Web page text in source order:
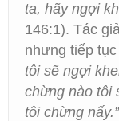
ta, hãy ngợi
146:1). Tác
nhưng tiếp
tôi sẽ ngợi
chừng nào tôi
tôi chừng nấy.”